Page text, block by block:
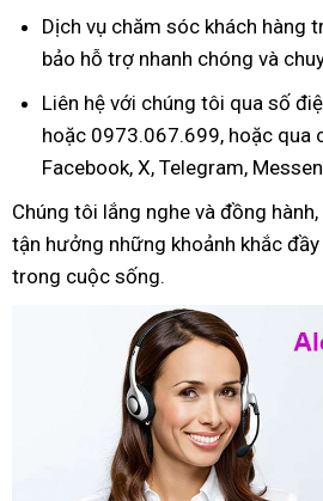
Dịch vụ chăm sóc khách hàng
bảo hỗ trợ nhanh chóng và
Liên hệ với chúng tôi qua số
hoặc 0973.067.699, hoặc qua
Facebook, X, Telegram,
Chúng tôi lắng nghe và đồng
tận hưởng những khoảnh khắc
trong cuộc sống.